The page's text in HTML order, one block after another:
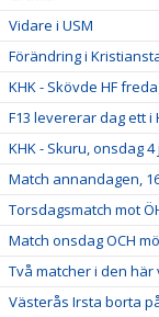
Vidare i USM
Förändring i
KHK - Skövde HF
F13 levererar dag ett i
KHK - Skuru, onsdag
Match annandagen,
Torsdagsmatch mot
Match onsdag OCH
Två matcher i den här
Västerås Irsta borta